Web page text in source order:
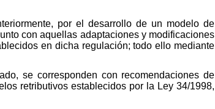
por el desarrollo de un modelo de
con aquellas adaptaciones y modificaciones
en dicha regulación; todo ello mediante
se corresponden con recomendaciones de
retributivos establecidos por la Ley 34/1998,